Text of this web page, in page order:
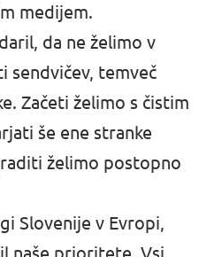
medijem.
da ne želimo v
sendvičev, temveč
Začeti želimo s čistim
še ene stranke
želimo postopno
Slovenije v Evropi,
naše prioritete. Vsi